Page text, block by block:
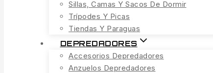
Sillas, Camas Y Sacos De Dormir
Trípodes Y Picas
Tiendas Y Paraguas
DEPREDADORES
Accesorios Depredadores
Anzuelos Depredadores